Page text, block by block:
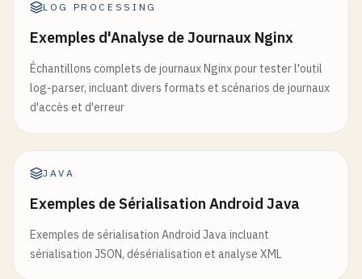
LOG PROCESSING
Exemples d'Analyse de Journaux Nginx
Échantillons complets de journaux Nginx pour tester l'outil
log-parser, incluant divers formats et scénarios de journaux
d'accès et d'erreur
JAVA
Exemples de Sérialisation Android Java
Exemples de sérialisation Android Java incluant
sérialisation JSON, désérialisation et analyse XML